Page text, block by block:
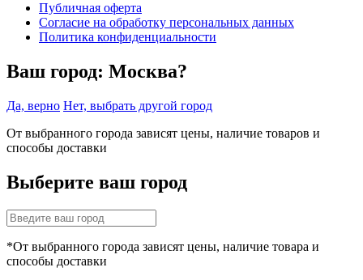
Публичная оферта
Согласие на обработку персональных данных
Политика конфиденциальности
Ваш город: Москва?
Да, верно Нет, выбрать другой город
От выбранного города зависят цены, наличие товаров и
способы доставки
Выберите ваш город
*От выбранного города зависят цены, наличие товара и
способы доставки